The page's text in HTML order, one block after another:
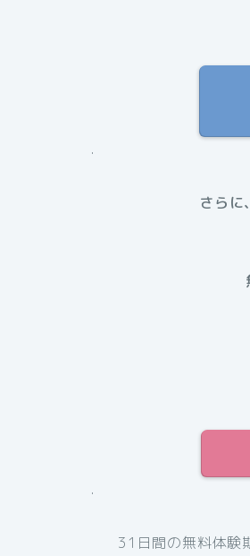
.
さら
.
31日間の無料体験